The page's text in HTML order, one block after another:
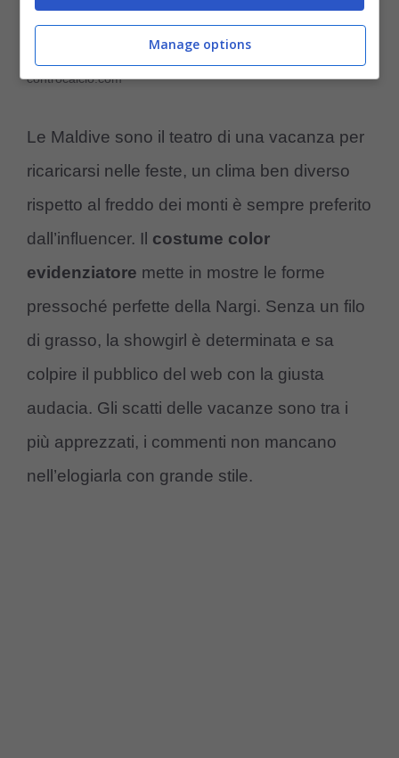
Federica Nargi è protagonista a Capodanno (Instagram) –
controcalcio.com
Le Maldive sono il teatro di una vacanza per
ricaricarsi nelle feste, un clima ben diverso
rispetto al freddo dei monti è sempre preferito
dall’influencer. Il costume color
evidenziatore mette in mostre le forme
pressoché perfette della Nargi. Senza un filo
di grasso, la showgirl è determinata e sa
colpire il pubblico del web con la giusta
audacia. Gli scatti delle vacanze sono tra i
più apprezzati, i commenti non mancano
nell’elogiarla con grande stile.
Manage options